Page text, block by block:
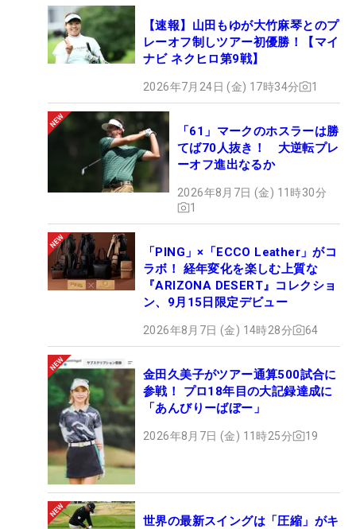
【速報】山田もゆが大竹麻琴とのプ
レーオフ制しツアー初優勝！【マイ
ナビ ネクヒロ第9戦】
2026年7月24日 (金) 17時34分 1
「61」マークのホスラーは勝
てば70人抜き！ 大逆転プレ
ーオフ進出なるか
2026年8月7日 (金) 11時30分
1
「PING」×「ECCO Leather」がコ
ラボ！ 経年変化を楽しむ上質な
『ARIZONA DESERT』コレクショ
ン、9月15日限定デビュー
2026年8月7日 (金) 14時28分 64
金田久美子がツアー通算500試合に
参戦！ プロ18年目の大記録達成に
「あんびりーばぼー」
2026年8月7日 (金) 11時25分 19
世界の最新スイングは「圧縮」がキ